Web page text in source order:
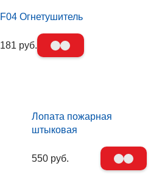
F04 Огнетушитель
181 руб.
Лопата пожарная
штыковая
550 руб.